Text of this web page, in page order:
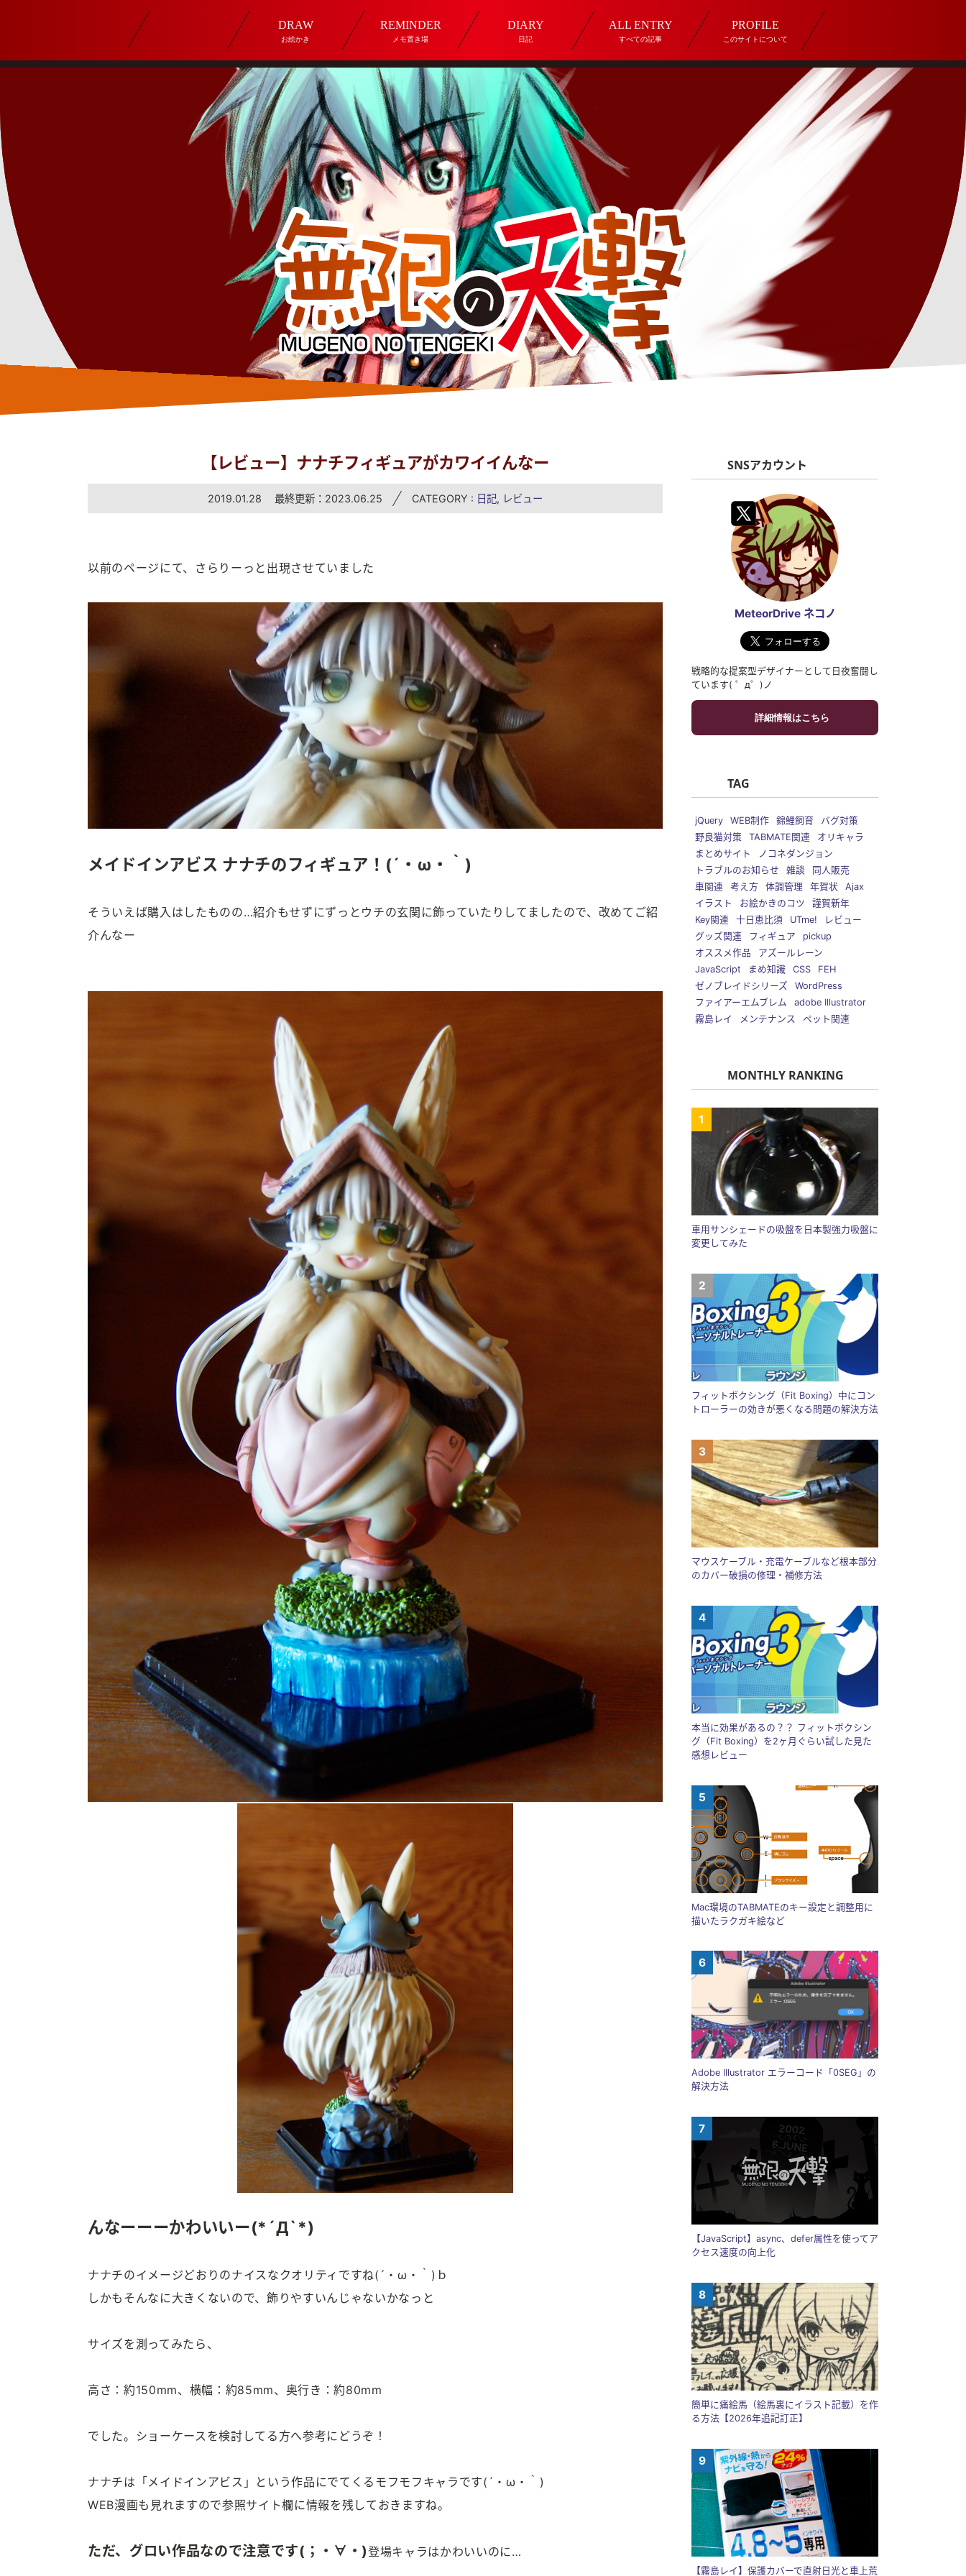
DRAW
お絵かき
REMINDER
メモ置き場
DIARY
日記
ALL ENTRY
すべての記事
PROFILE
このサイトについて
【レビュー】ナナチフィギュアがカワイイんなー
2019.01.28 最終更新：2023.06.25 CATEGORY : 日記, レビュー
以前のページにて、さらりーっと出現させていました
メイドインアビス ナナチのフィギュア！(´・ω・｀)
そういえば購入はしたものの…紹介もせずにずっとウチの玄関に飾っていたりしてましたので、改めてご紹
介んなー
んなーーーかわいいー(*´Д`*)
ナナチのイメージどおりのナイスなクオリティですね(´・ω・｀)ｂ
しかもそんなに大きくないので、飾りやすいんじゃないかなっと
サイズを測ってみたら、
高さ：約150mm、横幅：約85mm、奥行き：約80mm
でした。ショーケースを検討してる方へ参考にどうぞ！
ナナチは「メイドインアビス」という作品にでてくるモフモフキャラです(´・ω・｀)
WEB漫画も見れますので参照サイト欄に情報を残しておきますね。
ただ、グロい作品なので注意です(；・∀・)登場キャラはかわいいのに…
SNSアカウント
MeteorDrive ネコノ
戦略的な提案型デザイナーとして日夜奮闘し
ています( ゜д゜)ノ
詳細情報はこちら
TAG
jQuery WEB制作 錦鯉飼育
バグ対策
野良猫対策
TABMATE関連
オリキャラ
まとめサイト
ノコネダンジョン
トラブルのお知らせ
雑談
同人販売
車関連
考え方 体調管理 年賀状
Ajax
イラスト
お絵かきのコツ
謹賀新年
Key関連
十日恵比須 UTme!
レビュー
グッズ関連
フィギュア
pickup
オススメ作品
アズールレーン
JavaScript
まめ知識 CSS
FEH
ゼノブレイドシリーズ
WordPress
ファイアーエムブレム
adobe Illustrator
霧島レイ
メンテナンス ペット関連
MONTHLY RANKING
車用サンシェードの吸盤を日本製強力吸盤に
変更してみた
フィットボクシング（Fit Boxing）中にコン
トローラーの効きが悪くなる問題の解決方法
マウスケーブル・充電ケーブルなど根本部分
のカバー破損の修理・補修方法
本当に効果があるの？？ フィットボクシン
グ（Fit Boxing）を2ヶ月ぐらい試した見た
感想レビュー
Mac環境のTABMATEのキー設定と調整用に
描いたラクガキ絵など
Adobe Illustrator エラーコード「0SEG」の
解決方法
【JavaScript】async、defer属性を使ってア
クセス速度の向上化
簡単に痛絵馬（絵馬裏にイラスト記載）を作
る方法【2026年追記訂正】
【霧島レイ】保護カバーで直射日光と車上荒